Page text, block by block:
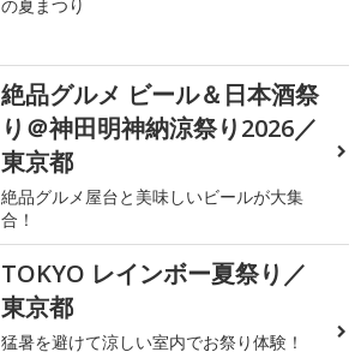
の夏まつり
絶品グルメ ビール＆日本酒祭
り＠神田明神納涼祭り2026／
東京都
絶品グルメ屋台と美味しいビールが大集
合！
TOKYO レインボー夏祭り／
東京都
猛暑を避けて涼しい室内でお祭り体験！